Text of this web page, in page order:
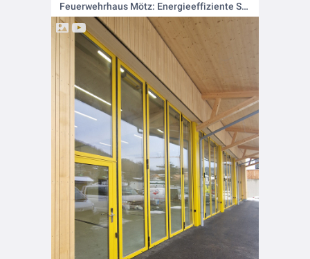
Feuerwehrhaus Mötz: Energieeffiziente SCHNEIDER-Falttore mit durchgehender Verglasung als Designelement!